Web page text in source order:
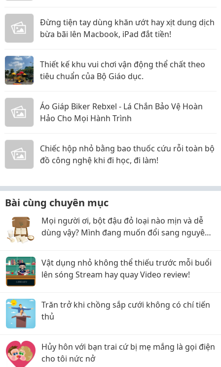
Đừng tiện tay dùng khăn ướt hay xịt dung dịch
bừa bãi lên Macbook, iPad đắt tiền!
Thiết kế khu vui chơi vận động thể chất theo
tiêu chuẩn của Bộ Giáo dục.
Áo Giáp Biker Rebxel - Lá Chắn Bảo Vệ Hoàn
Hảo Cho Mọi Hành Trình
Chiếc hộp nhỏ bằng bao thuốc cứu rỗi toàn bộ
đồ công nghệ khi đi học, đi làm!
Bài cùng chuyên mục
Mọi người ơi, bột đậu đỏ loại nào mịn và dễ
dùng vậy? Mình đang muốn đổi sang nguyên
Vật dụng nhỏ không thể thiếu trước mỗi buổi
lên sóng Stream hay quay Video review!
Trăn trở khi chồng sắp cưới không có chí tiến
thủ
Hủy hôn với bạn trai cứ bị mẹ mắng là gọi điện
cho tôi nức nở